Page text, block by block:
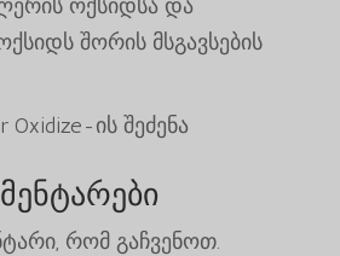
ოქსიდსა და
შორის მსგავსების
Oxidize-ის შეძენა
რომ გაჩვენოთ.